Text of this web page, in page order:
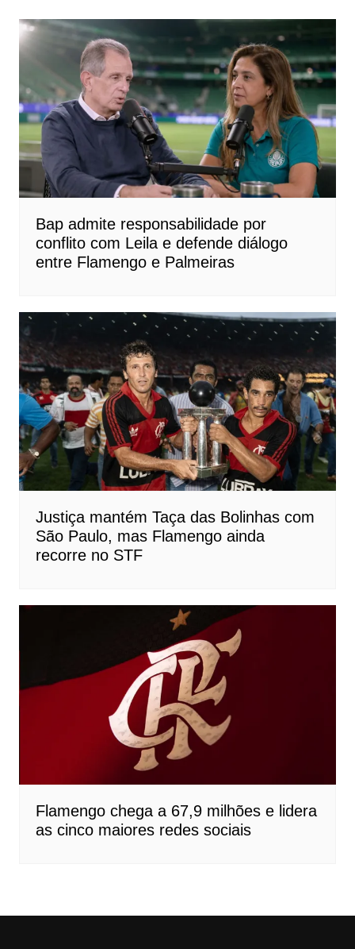
Bap admite responsabilidade por
conflito com Leila e defende diálogo
entre Flamengo e Palmeiras
Justiça mantém Taça das Bolinhas com
São Paulo, mas Flamengo ainda
recorre no STF
Flamengo chega a 67,9 milhões e lidera
as cinco maiores redes sociais